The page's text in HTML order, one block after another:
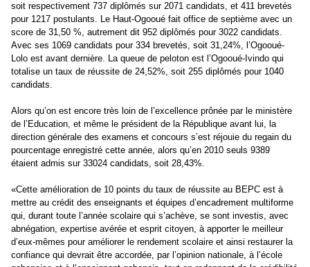
soit respectivement 737 diplômés sur 2071 candidats, et 411 brevetés
pour 1217 postulants. Le Haut-Ogooué fait office de septième avec un
score de 31,50 %, autrement dit 952 diplômés pour 3022 candidats.
Avec ses 1069 candidats pour 334 brevetés, soit 31,24%, l’Ogooué-
Lolo est avant dernière. La queue de peloton est l’Ogooué-Ivindo qui
totalise un taux de réussite de 24,52%, soit 255 diplômés pour 1040
candidats.
Alors qu’on est encore très loin de l’excellence prônée par le ministère
de l’Education, et même le président de la République avant lui, la
direction générale des examens et concours s’est réjouie du regain du
pourcentage enregistré cette année, alors qu’en 2010 seuls 9389
étaient admis sur 33024 candidats, soit 28,43%.
«Cette amélioration de 10 points du taux de réussite au BEPC est à
mettre au crédit des enseignants et équipes d’encadrement multiforme
qui, durant toute l’année scolaire qui s’achève, se sont investis, avec
abnégation, expertise avérée et esprit citoyen, à apporter le meilleur
d’eux-mêmes pour améliorer le rendement scolaire et ainsi restaurer la
confiance qui devrait être accordée, par l’opinion nationale, à l’école